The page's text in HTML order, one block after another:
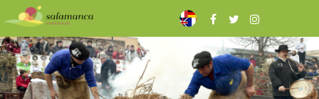
to
main
content